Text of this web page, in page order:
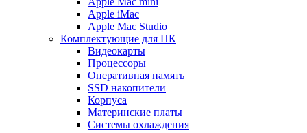
Apple iMac
Apple Mac Studio
Комплектующие для ПК
Видеокарты
Процессоры
Оперативная память
SSD накопители
Корпуса
Материнские платы
Системы охлаждения